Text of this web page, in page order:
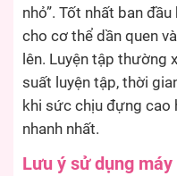
nhỏ”. Tốt nhất ban
cho cơ thể dần quen
lên. Luyện tập thường
suất luyện tập, thời
khi sức chịu đựng cao
nhanh nhất.
Lưu ý sử dụng